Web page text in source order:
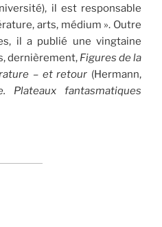
il est responsable
arts, médium ». Outre
il a publié une vingtaine
dernièrement, Figures de la
– et retour (Hermann,
Plateaux fantasmatiques